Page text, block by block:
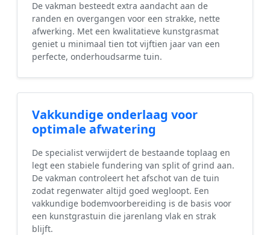
De vakman besteedt extra aandacht aan de
randen en overgangen voor een strakke, nette
afwerking. Met een kwalitatieve kunstgrasmat
geniet u minimaal tien tot vijftien jaar van een
perfecte, onderhoudsarme tuin.
Vakkundige onderlaag voor
optimale afwatering
De specialist verwijdert de bestaande toplaag en
legt een stabiele fundering van split of grind aan.
De vakman controleert het afschot van de tuin
zodat regenwater altijd goed wegloopt. Een
vakkundige bodemvoorbereiding is de basis voor
een kunstgrastuin die jarenlang vlak en strak
blijft.